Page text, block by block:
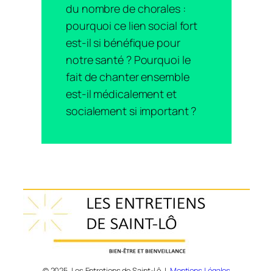
du nombre de chorales :
pourquoi ce lien social fort
est-il si bénéfique pour
notre santé ? Pourquoi le
fait de chanter ensemble
est-il médicalement et
socialement si important ?